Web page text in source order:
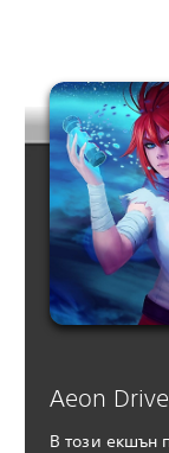
Aeon Drive
В този екшън